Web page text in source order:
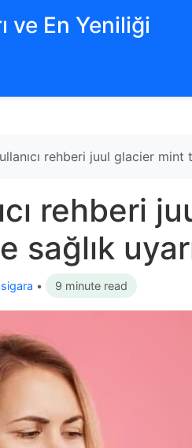
ve En Yeniliği
rehberi juul glacier mint
rehberi
• 9 minute read